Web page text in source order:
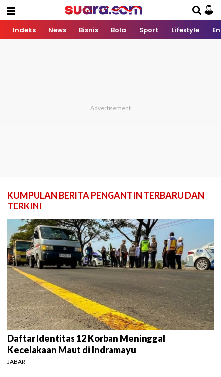
Indeks News Bisnis Bola Sport Lifestyle
KUMPULAN BERITA PENGANTIN TERBARU DAN
TERKINI
Daftar Identitas 12 Korban Meninggal
Kecelakaan Maut di Indramayu
JABAR